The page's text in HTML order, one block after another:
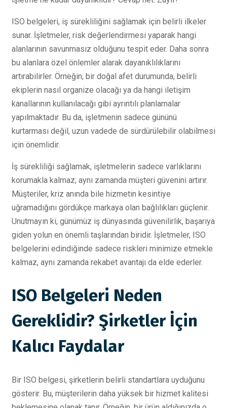
ISO belgeleri, iş sürekliliğini sağlamak için belirli ilkeler
sunar. İşletmeler, risk değerlendirmesi yaparak hangi
alanlarının savunmasız olduğunu tespit eder. Daha sonra
bu alanlara özel önlemler alarak dayanıklılıklarını
artırabilirler. Örneğin, bir doğal afet durumunda, belirli
ekiplerin nasıl organize olacağı ya da hangi iletişim
kanallarının kullanılacağı gibi ayrıntılı planlamalar
yapılmaktadır. Bu da, işletmenin sadece gününü
kurtarması değil, uzun vadede de sürdürülebilir olabilmesi
için önemlidir.
İş sürekliliği sağlamak, işletmelerin sadece varlıklarını
korumakla kalmaz; aynı zamanda müşteri güvenini artırır.
Müşteriler, kriz anında bile hizmetin kesintiye
uğramadığını gördükçe markaya olan bağlılıkları güçlenir.
Unutmayın ki, günümüz iş dünyasında güvenilirlik, başarıya
giden yolun en önemli taşlarından biridir. İşletmeler, ISO
belgelerini edindiğinde sadece riskleri minimize etmekle
kalmaz, aynı zamanda rekabet avantajı da elde ederler.
ISO Belgeleri Neden
Gereklidir? Şirketler İçin
Kalıcı Faydalar
Bir ISO belgesi, şirketlerin belirli standartlara uyduğunu
gösterir. Bu, müşterilerin daha yüksek bir hizmet kalitesi